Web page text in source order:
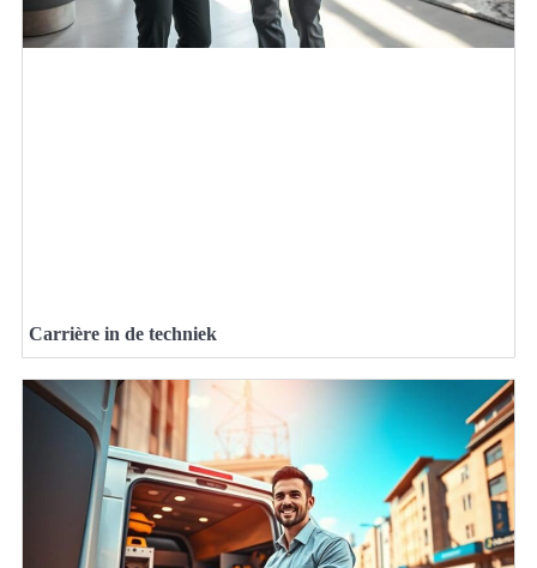
Carrière in de techniek